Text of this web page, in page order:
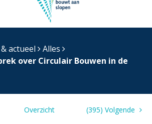
actueel
Alles
over Circulair Bouwen in de
Overzicht (395) Volgende